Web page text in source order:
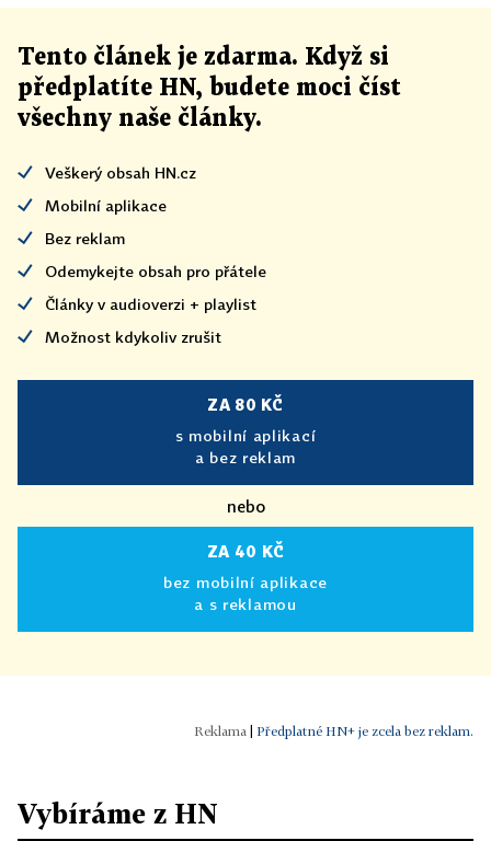
Tento článek je zdarma. Když si
předplatíte HN, budete moci číst
všechny naše články.
Veškerý obsah HN.cz
Mobilní aplikace
Bez reklam
Odemykejte obsah pro přátele
Články v audioverzi + playlist
Možnost kdykoliv zrušit
ZA 80 KČ
s mobilní aplikací
a bez reklam
nebo
ZA 40 KČ
bez mobilní aplikace
a s reklamou
Předplatné HN+ je zcela bez reklam.
Vybíráme z HN